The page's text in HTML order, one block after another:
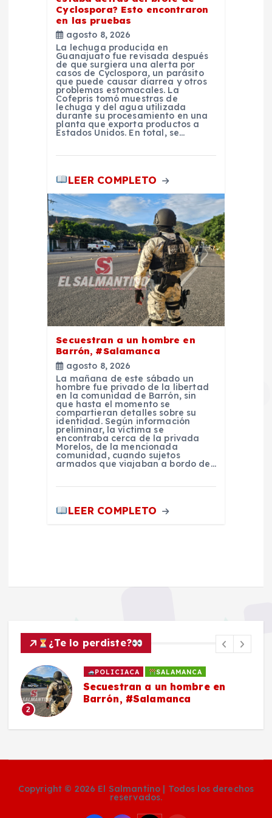
Cyclospora? Esto encontraron
en las pruebas
agosto 8, 2026
La lechuga producida en
Guanajuato fue revisada después
de que surgiera una alerta por
casos de Cyclospora, un parásito
que puede causar diarrea y otros
problemas estomacales. La
Cofepris tomó muestras de
lechuga y del agua utilizada
durante su procesamiento en una
planta que exporta productos a
Estados Unidos. En total, se…
LEER COMPLETO
Secuestran a un hombre en
Barrón, #Salamanca
agosto 8, 2026
La mañana de este sábado un
hombre fue privado de la libertad
en la comunidad de Barrón, sin
que hasta el momento se
compartieran detalles sobre su
identidad. Según información
preliminar, la víctima se
encontraba cerca de la privada
Morelos, de la mencionada
comunidad, cuando sujetos
armados que viajaban a bordo de…
LEER COMPLETO
¿Te lo perdiste?
2
POLICIACA SALAMANCA
Secuestran a un hombre en
Barrón, #Salamanca
Copyright © 2026 El Salmantino | Todos los derechos
reservados.